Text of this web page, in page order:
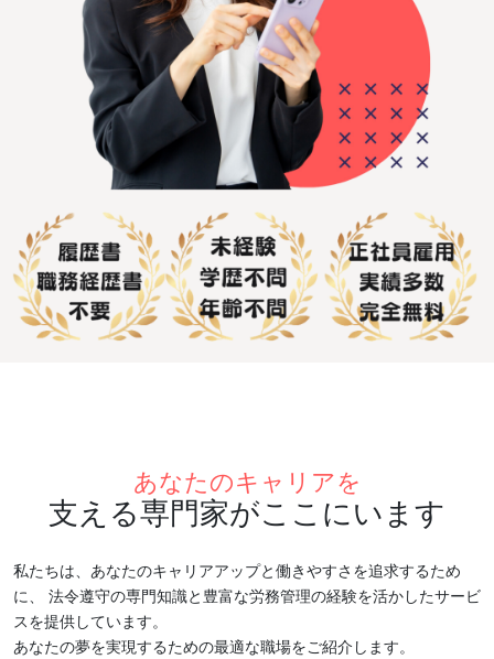
あなたのキャリアを
支える専門家がここにいます
私たちは、あなたのキャリアアップと働きやすさを追求するため
に、
法令遵守の専門知識と豊富な労務管理の経験を活かしたサービ
スを提供しています。
あなたの夢を実現するための最適な職場をご紹介します。